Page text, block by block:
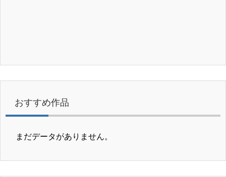
おすすめ作品
まだデータがありません。